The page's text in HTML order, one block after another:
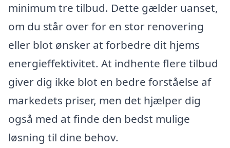
minimum tre tilbud. Dette gælder uanset,
om du står over for en stor renovering
eller blot ønsker at forbedre dit hjems
energieffektivitet. At indhente flere tilbud
giver dig ikke blot en bedre forståelse af
markedets priser, men det hjælper dig
også med at finde den bedst mulige
løsning til dine behov.